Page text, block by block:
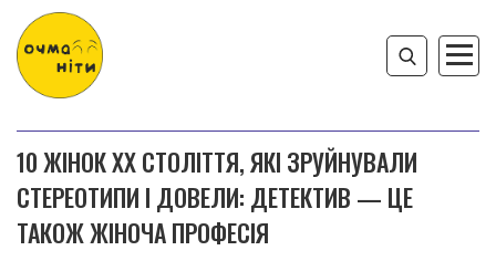
10 ЖІНОК ХХ СТОЛІТТЯ, ЯКІ ЗРУЙНУВАЛИ
СТЕРЕОТИПИ І ДОВЕЛИ: ДЕТЕКТИВ — ЦЕ
ТАКОЖ ЖІНОЧА ПРОФЕСІЯ